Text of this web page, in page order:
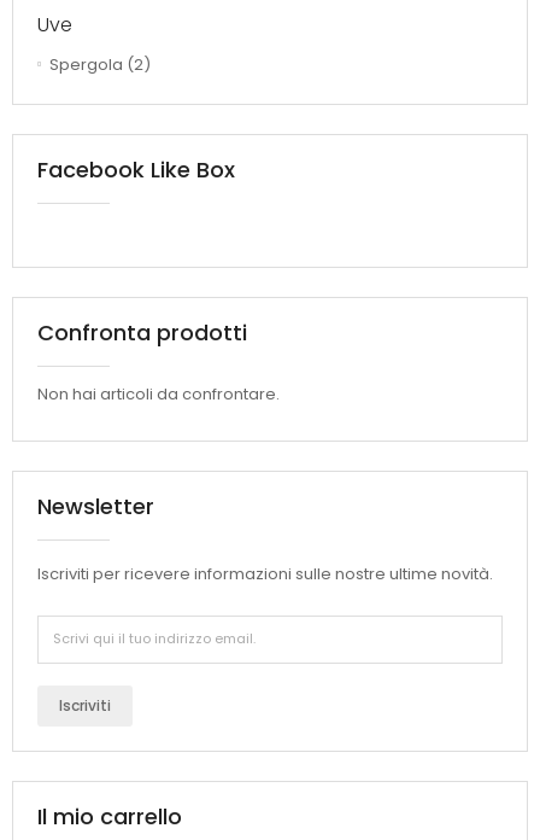
Uve
Spergola (2)
Facebook Like Box
Confronta prodotti
Non hai articoli da confrontare.
Newsletter
Iscriviti per ricevere informazioni sulle nostre ultime novità.
Iscriviti
Il mio carrello